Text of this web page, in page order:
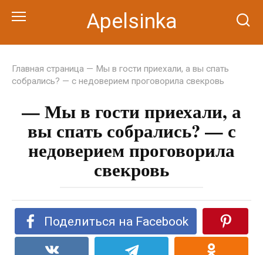
Apelsinka
Главная страница — Мы в гости приехали, а вы спать
собрались? — с недоверием проговорила свекровь
— Мы в гости приехали, а
вы спать собрались? — с
недоверием проговорила
свекровь
Поделиться на Facebook